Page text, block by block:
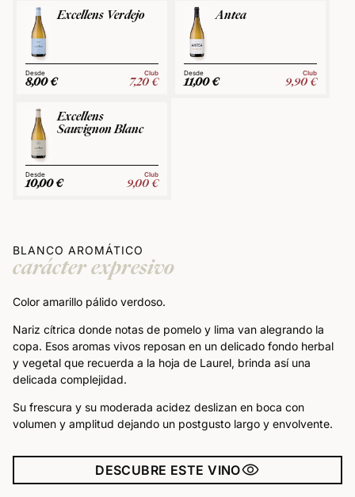
Excellens Verdejo
8,00€
Club
7,20 €
Antea
11,00€
Club
9,90 €
Excellens
Sauvignon Blanc
10,00€
Club
9,00 €
BLANCO AROMÁTICO
carácter expresivo
Color amarillo pálido verdoso.
Nariz cítrica donde notas de pomelo y lima van alegrando la
copa. Esos aromas vivos reposan en un delicado fondo herbal
y vegetal que recuerda a la hoja de Laurel, brinda así una
delicada complejidad.
Su frescura y su moderada acidez deslizan en boca con
volumen y amplitud dejando un postgusto largo y envolvente.
DESCUBRE ESTE VINOvisibility